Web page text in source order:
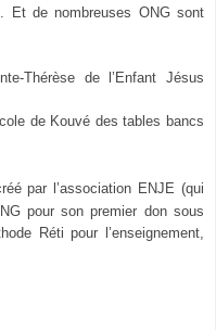
Et de nombreuses ONG sont
Thérèse de l’Enfant Jésus
de Kouvé des tables bancs
par l’association ENJE (qui
pour son premier don sous
Réti pour l’enseignement,